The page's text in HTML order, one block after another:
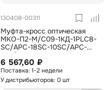
130408-00311
Муфта-кросс оптическая
МКО-П2-М/С09-1КД-1PLC8-
SC/APC-18SC-10SC/APC-
1SC/APC ССД
6 567,60 ₽
1-2 недели
У дистрибьюторов: 0 шт